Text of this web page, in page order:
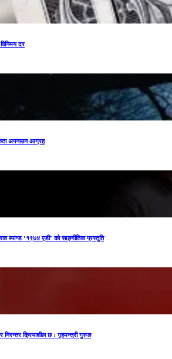
दर
अपनाउन आग्रह
ब्यान्ड ‘१९७४ एडी’ को साङ्गीतिक प्रस्तुति
निरन्तर क्रियाशील छ : गृहमन्त्री गुरुङ